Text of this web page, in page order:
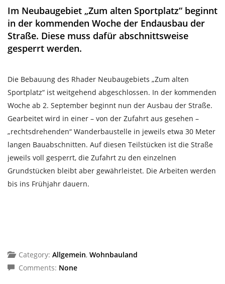
Im Neubaugebiet „Zum alten Sportplatz“ beginnt
in der kommenden Woche der Endausbau der
Straße. Diese muss dafür abschnittsweise
gesperrt werden.
Die Bebauung des Rhader Neubaugebiets „Zum alten
Sportplatz“ ist weitgehend abgeschlossen. In der kommenden
Woche ab 2. September beginnt nun der Ausbau der Straße.
Gearbeitet wird in einer – von der Zufahrt aus gesehen –
„rechtsdrehenden“ Wanderbaustelle in jeweils etwa 30 Meter
langen Bauabschnitten. Auf diesen Teilstücken ist die Straße
jeweils voll gesperrt, die Zufahrt zu den einzelnen
Grundstücken bleibt aber gewährleistet. Die Arbeiten werden
bis ins Frühjahr dauern.
Category: Allgemein, Wohnbauland
Comments: None